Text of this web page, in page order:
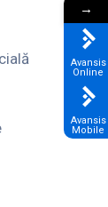
→
Avansis
Online
Avansis
Mobile